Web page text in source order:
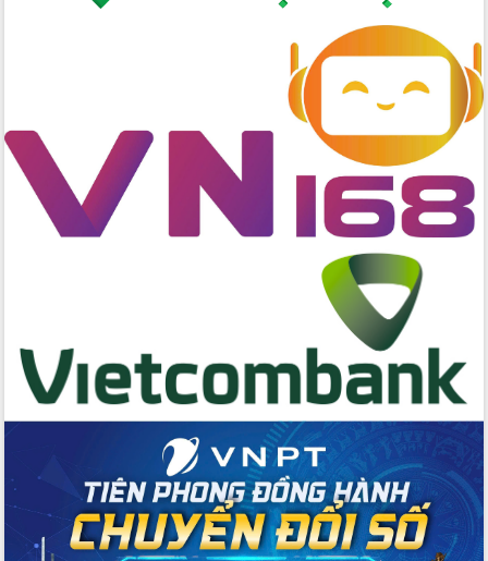
Đoàn đại biểu Quốc hội tỉnh Đắk Lắk
trao đổi thông tin trước Kỳ họp thứ
nhất, Quốc hội khóa XVI
Quyết liệt cải cách hành chính, khơi
thông nguồn lực phát triển
Phó Chủ tịch Thường trực UBND tỉnh
Hồ Thị Nguyên Thảo làm việc tại Trung
tâm Phục vụ hành chính công xã Ea
Phê
Xây dựng nền hành chính số đồng
hành cùng nông dân dân, doanh nghiệp
Giai đoạn 2026-2030, Đắk Lắk phấn
đấu có 77% xã đạt chuẩn nông thôn
mới